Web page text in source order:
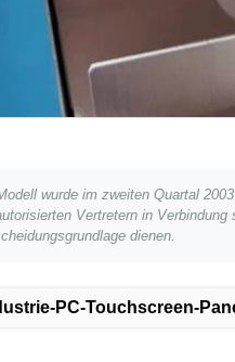
wurde im zweiten Quartal
Vertretern in
dienen.
PC-Touchscreen-